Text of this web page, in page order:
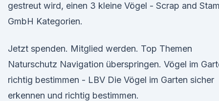
gestreut wird, einen 3 kleine Vögel - Scrap and
GmbH Kategorien.
Jetzt spenden. Mitglied werden. Top Themen
Naturschutz Navigation überspringen. Vögel im
richtig bestimmen - LBV Die Vögel im Garten sicher
erkennen und richtig bestimmen.